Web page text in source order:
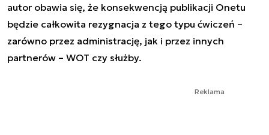
autor obawia się, że konsekwencją publikacji Onetu
będzie całkowita rezygnacja z tego typu ćwiczeń –
zarówno przez administrację, jak i przez innych
partnerów – WOT czy służby.
Reklama